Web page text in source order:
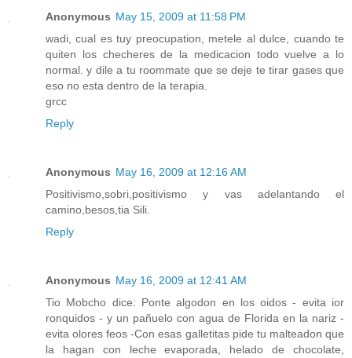
Anonymous May 15, 2009 at 11:58 PM
wadi, cual es tuy preocupation, metele al dulce, cuando te
quiten los checheres de la medicacion todo vuelve a lo
normal. y dile a tu roommate que se deje te tirar gases que
eso no esta dentro de la terapia.
grcc
Reply
Anonymous May 16, 2009 at 12:16 AM
Positivismo,sobri,positivismo y vas adelantando el
camino,besos,tia Sili.
Reply
Anonymous May 16, 2009 at 12:41 AM
Tio Mobcho dice: Ponte algodon en los oidos - evita ior
ronquidos - y un pañuelo con agua de Florida en la nariz -
evita olores feos -Con esas galletitas pide tu malteadon que
la hagan con leche evaporada, helado de chocolate,